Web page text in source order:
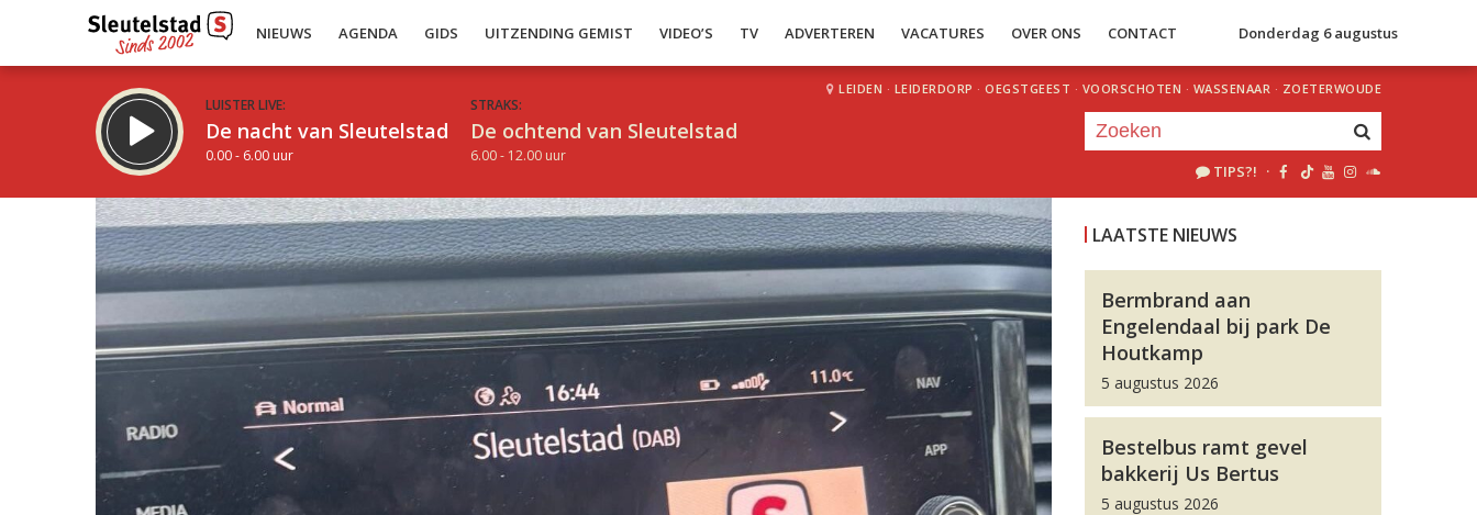
NIEUWS AGENDA GIDS UITZENDING GEMIST VIDEO’S TV ADVERTEREN VACATURES OVER ONS CONTACT Donderdag 6 augustus
LUISTER LIVE:
De nacht van Sleutelstad
0.00 - 6.00 uur
STRAKS:
De ochtend van Sleutelstad
6.00 - 12.00 uur
LEIDEN · LEIDERDORP · OEGSTGEEST · VOORSCHOTEN · WASSENAAR · ZOETERWOUDE
TIPS?! ·
LAATSTE NIEUWS
Bermbrand aan
Engelendaal bij park De
Houtkamp
5 augustus 2026
Bestelbus ramt gevel
bakkerij Us Bertus
5 augustus 2026